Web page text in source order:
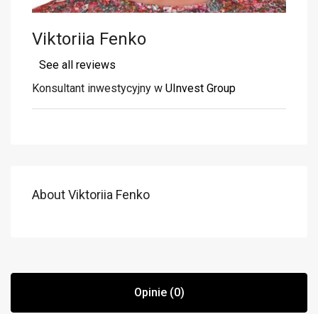
Viktoriia Fenko
See all reviews
Konsultant inwestycyjny w UInvest Group
About Viktoriia Fenko
Opinie (0)